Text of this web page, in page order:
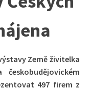
Země živitelka
497 firem z